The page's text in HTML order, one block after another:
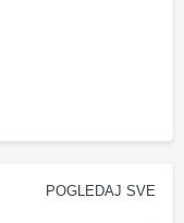
POGLEDAJ SVE